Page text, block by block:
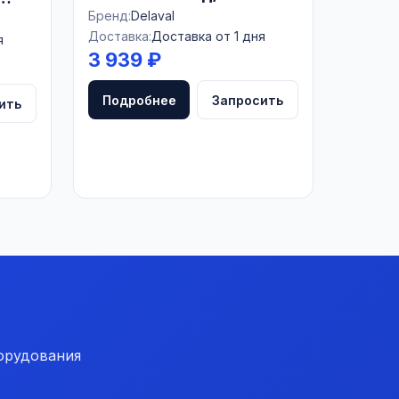
Бренд:Delaval
Доставка:Доставка от 1 дня
3 939 ₽
Подробнее Запросить